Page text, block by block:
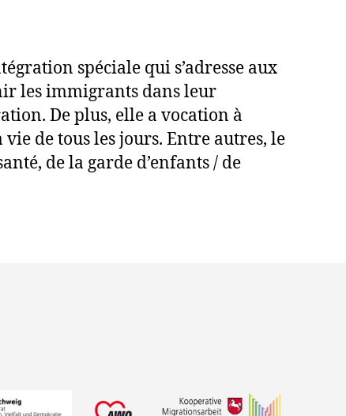
spéciale qui s’adresse aux
les immigrants dans leur
De plus, elle a vocation à
de tous les jours. Entre autres, le
de la garde d’enfants / de